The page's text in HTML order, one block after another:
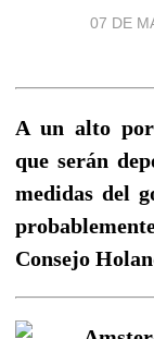
07 DE
A un alto
que serán
medidas del
Consejo